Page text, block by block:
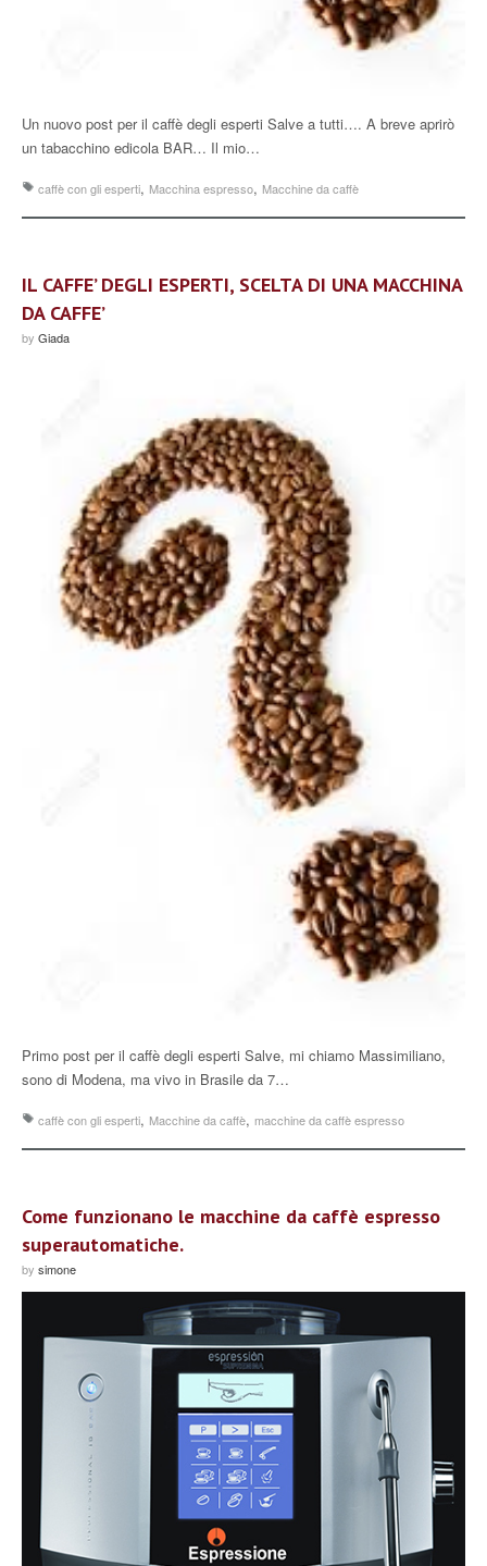
Un nuovo post per il caffè degli esperti Salve a tutti…. A breve aprirò
un tabacchino edicola BAR… Il mio…
caffè con gli esperti, Macchina espresso, Macchine da caffè
IL CAFFE’ DEGLI ESPERTI, SCELTA DI UNA MACCHINA
DA CAFFE’
by Giada
Primo post per il caffè degli esperti Salve, mi chiamo Massimiliano,
sono di Modena, ma vivo in Brasile da 7…
caffè con gli esperti, Macchine da caffè, macchine da caffè espresso
Come funzionano le macchine da caffè espresso
superautomatiche.
by simone